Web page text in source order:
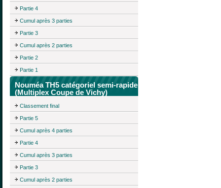
Partie 4
Cumul après 3 parties
Partie 3
Cumul après 2 parties
Partie 2
Partie 1
Nouméa TH5 catégoriel semi-rapide
(Multiplex Coupe de Vichy)
Classement final
Partie 5
Cumul après 4 parties
Partie 4
Cumul après 3 parties
Partie 3
Cumul après 2 parties